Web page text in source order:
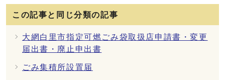
この記事と同じ分類の記事
大網白里市指定可燃ごみ袋取扱店申請書・変更
届出書・廃止申出書
ごみ集積所設置届